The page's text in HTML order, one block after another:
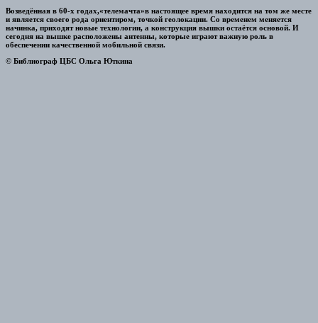
Возведённая в 60-х годах,«телемачта»в настоящее время находится на том же месте
и является своего рода ориентиром, точкой геолокации. Со временем меняется
начинка, приходят новые технологии, а конструкция вышки остаётся основой. И
сегодня на вышке расположены антенны, которые играют важную роль в
обеспечении качественной мобильной связи.
© Библиограф ЦБС Ольга Юткина